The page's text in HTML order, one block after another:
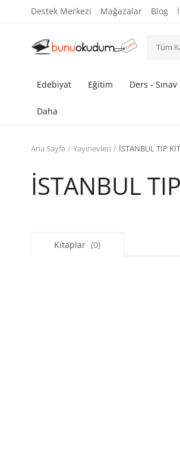
Destek Merkezi Mağazalar Blog
Tüm
Edebiyat Eğitim Ders -
Daha
Ana Sayfa Yayınevleri İSTANBUL TIP
İSTANBUL
Kitaplar (0)